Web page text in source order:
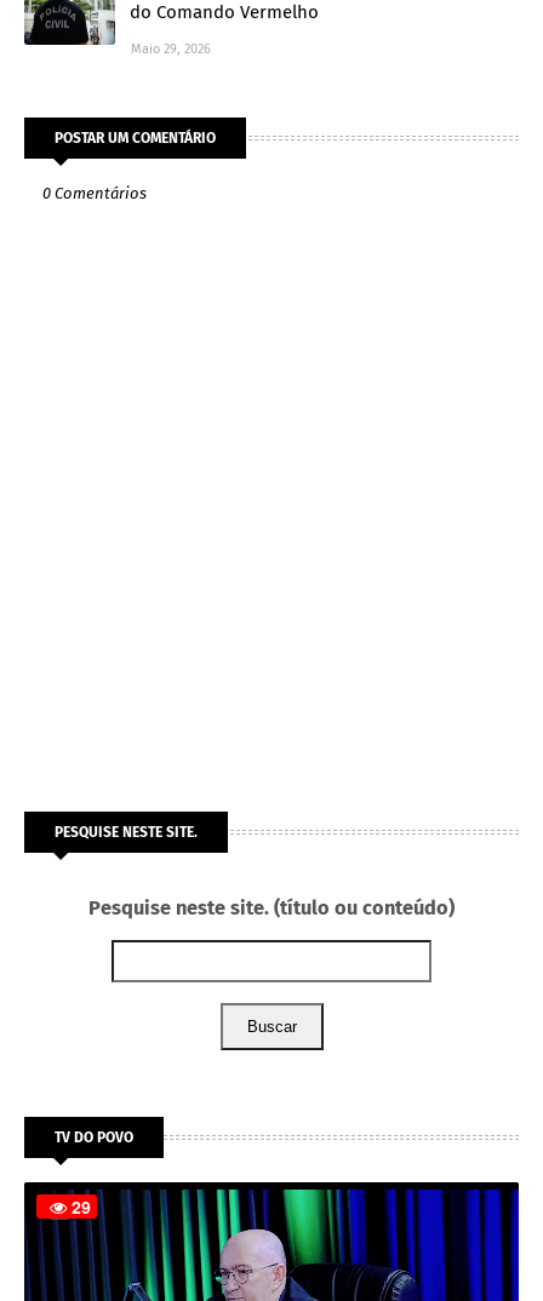
do Comando Vermelho
Maio 29, 2026
POSTAR UM COMENTÁRIO
0 Comentários
PESQUISE NESTE SITE.
Pesquise neste site. (título ou conteúdo)
Buscar
TV DO POVO